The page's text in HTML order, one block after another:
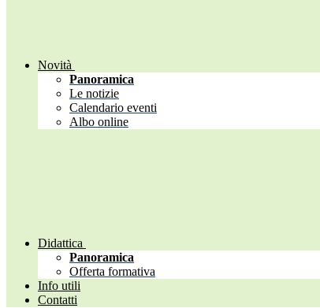
Novità
Panoramica
Le notizie
Calendario eventi
Albo online
Didattica
Panoramica
Offerta formativa
Info utili
Contatti